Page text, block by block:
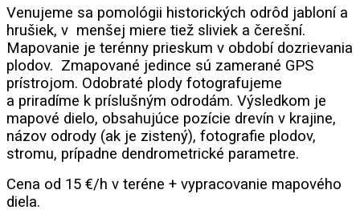
Venujeme sa pomológii historických odrôd jabloní a
hrušiek, v menšej miere tiež sliviek a čerešní.
Mapovanie je terénny prieskum v období dozrievania
plodov. Zmapované jedince sú zamerané GPS
prístrojom. Odobraté plody fotografujeme
a priradíme k príslušným odrodám. Výsledkom je
mapové dielo, obsahujúce pozície drevín v krajine,
názov odrody (ak je zistený), fotografie plodov,
stromu, prípadne dendrometrické parametre.
Cena od 15 €/h v teréne + vypracovanie mapového
diela.